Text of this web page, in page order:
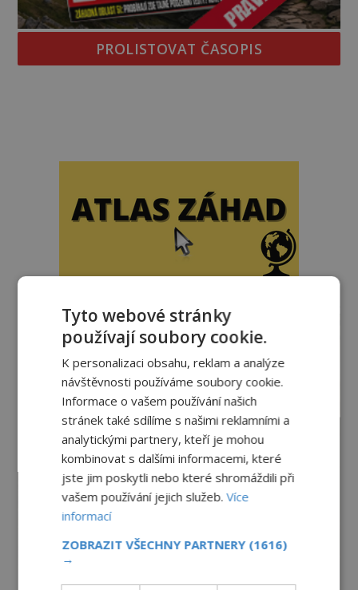
PROLISTOVAT ČASOPIS
Tyto webové stránky
používají soubory cookie.
K personalizaci obsahu, reklam a analýze
návštěvnosti používáme soubory cookie.
Informace o vašem používání našich
stránek také sdílíme s našimi reklamními a
analytickými partnery, kteří je mohou
kombinovat s dalšími informacemi, které
jste jim poskytli nebo které shromáždili při
vašem používání jejich služeb.Více
informací
ZOBRAZIT VŠECHNY PARTNERY (1616)
→